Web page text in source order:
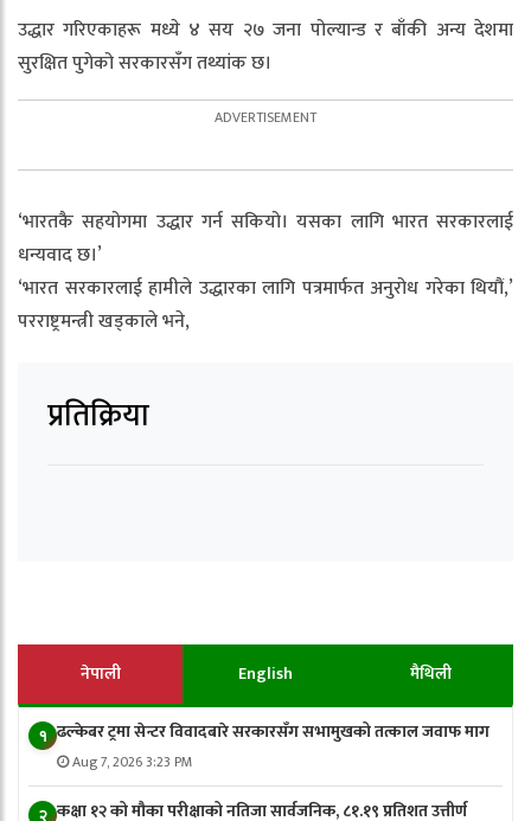
उद्धार गरिएकाहरू मध्ये ४ सय २७ जना पोल्यान्ड र बाँकी अन्य देशमा
सुरक्षित पुगेको सरकारसँग तथ्यांक छ।
‘भारतकै सहयोगमा उद्धार गर्न सकियो। यसका लागि भारत सरकारलाई
धन्यवाद छ।’
‘भारत सरकारलाई हामीले उद्धारका लागि पत्रमार्फत अनुरोध गरेका थियौं,’
परराष्ट्रमन्त्री खड्काले भने,
प्रतिक्रिया
नेपाली English मैथिली
१ ढल्केबर ट्रमा सेन्टर विवादबारे सरकारसँग सभामुखको तत्काल जवाफ माग
Aug 7, 2026 3:23 PM
२ कक्षा १२ को मौका परीक्षाको नतिजा सार्वजनिक, ८१.१९ प्रतिशत उत्तीर्ण